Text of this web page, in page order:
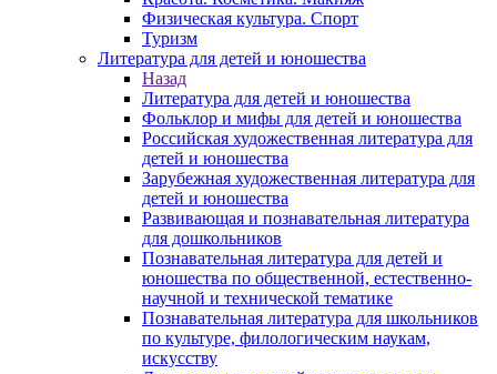
Физическая культура. Спорт
Туризм
Литература для детей и юношества
Назад
Литература для детей и юношества
Фольклор и мифы для детей и юношества
Российская художественная литература для
детей и юношества
Зарубежная художественная литература для
детей и юношества
Развивающая и познавательная литература
для дошкольников
Познавательная литература для детей и
юношества по общественной, естественно-
научной и технической тематике
Познавательная литература для школьников
по культуре, филологическим наукам,
искусству